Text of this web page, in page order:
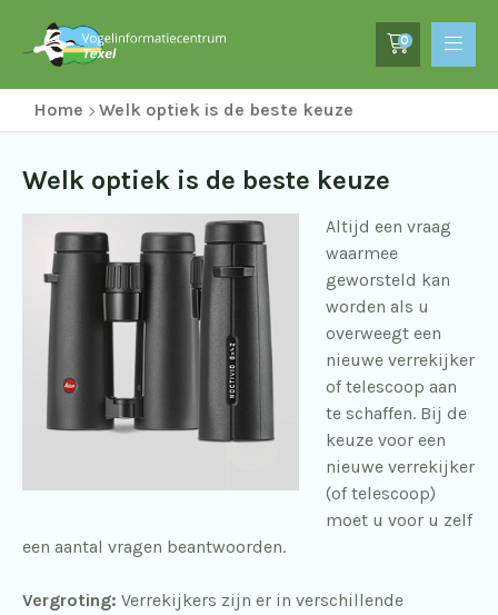
0
Home Welk optiek is de beste keuze
Welk optiek is de beste keuze
Altijd een vraag
waarmee
geworsteld kan
worden als u
overweegt een
nieuwe verrekijker
of telescoop aan
te schaffen. Bij de
keuze voor een
nieuwe verrekijker
(of telescoop)
moet u voor u zelf
een aantal vragen beantwoorden.
Vergroting: Verrekijkers zijn er in verschillende